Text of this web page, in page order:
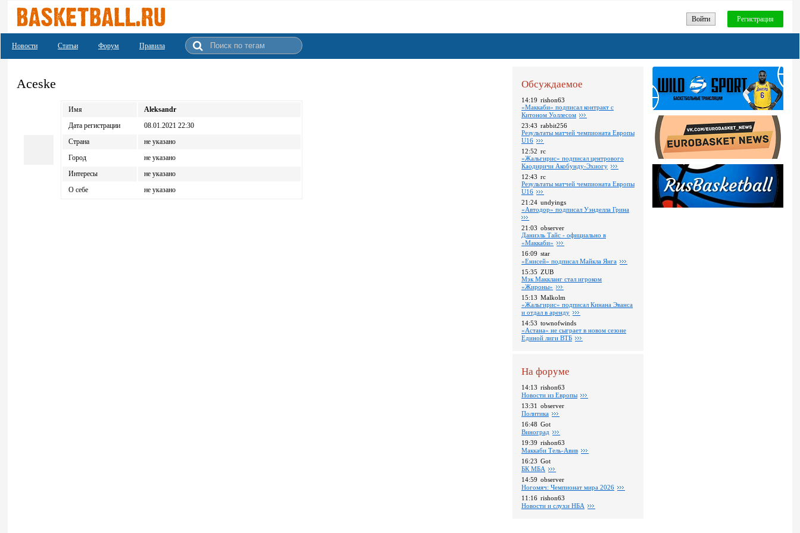
Войти Регистрация
Новости Статьи Форум Правила
Aceske
Имя
Aleksandr
Дата регистрации
08.01.2021 22:30
Страна
не указано
Город
не указано
Интересы
не указано
О себе
не указано
Обсуждаемое
14:19 rishon63
«Маккаби» подписал контракт с
Китоном Уоллесом
23:43 rabbit256
Pезультаты матчей чемпионата Европы
U16
12:52 rc
«Жальгирис» подписал центрового
Каодиричи Акобунду-Эхиогу
12:43 rc
Pезультаты матчей чемпионата Европы
U16
21:24 undyings
«Автодор» подписал Уэнделла Грина
21:03 observer
Даниэль Тайс - официально в
«Маккаби»
16:09 star
«Енисей» подписал Майкла Янга
15:35 ZUB
Мэк Маккланг стал игроком
«Жироны»
15:13 Malkolm
«Жальгирис» подписал Кинана Эванса
и отдал в аренду
14:53 townofwinds
«Астана» не сыграет в новом сезоне
Единой лиги ВТБ
На форуме
14:13 rishon63
Новости из Европы
13:31 observer
Политика
16:48 Got
Виноград
19:39 rishon63
Маккаби Тель-Авив
16:23 Got
БК МБА
14:59 observer
Ногомяч: Чемпионат мира 2026
11:16 rishon63
Новости и слухи НБА